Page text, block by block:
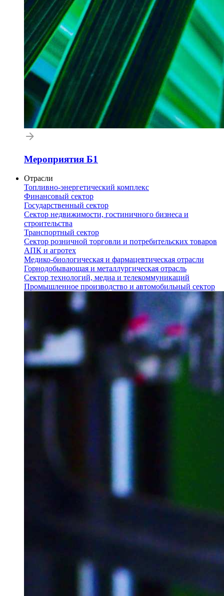
Мероприятия Б1
Отрасли
Топливно-энергетический комплекс
Финансовый сектор
Государственный сектор
Сектор недвижимости, гостиничного бизнеса и
строительства
Транспортный сектор
Сектор розничной торговли и потребительских товаров
АПК и агротех
Медико-биологическая и фармацевтическая отрасли
Горнодобывающая и металлургическая отрасль
Сектор технологий, медиа и телекоммуникаций
Промышленное производство и автомобильный сектор